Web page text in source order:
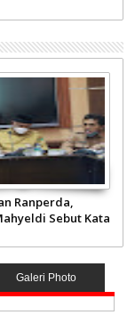
Ranperda,
Sebut Kata
Galeri Photo